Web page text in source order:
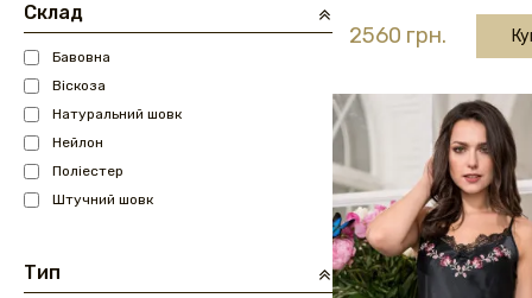
Склад
Бавовна
Віскоза
Натуральний шовк
Нейлон
Поліестер
Штучний шовк
Тип
2560 грн.